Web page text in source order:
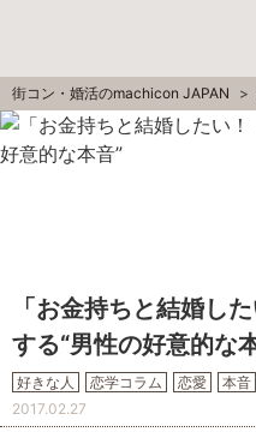
街コン・婚活のmachicon JAPAN
「お金持ちと結婚し
する“男性の好意的な
好きな人 恋学コラム 恋愛 本音
2017.02.27